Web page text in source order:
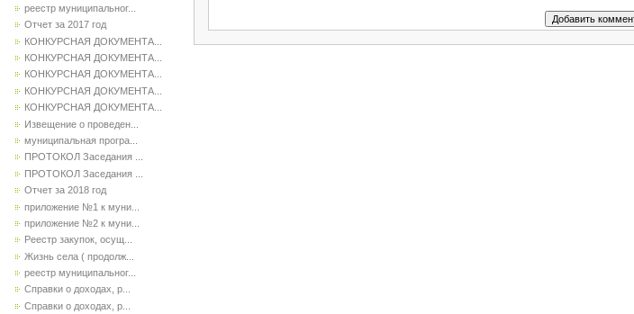
реестр муниципальног...
Отчет за 2017 год
КОНКУРСНАЯ ДОКУМЕНТА...
КОНКУРСНАЯ ДОКУМЕНТА...
КОНКУРСНАЯ ДОКУМЕНТА...
КОНКУРСНАЯ ДОКУМЕНТА...
КОНКУРСНАЯ ДОКУМЕНТА...
Извещение о проведен...
муниципальная програ...
ПРОТОКОЛ Заседания ...
ПРОТОКОЛ Заседания ...
Отчет за 2018 год
приложение №1 к муни...
приложение №2 к муни...
Реестр закупок, осущ...
Жизнь села ( продолж...
реестр муниципальног...
Справки о доходах, р...
Справки о доходах, р...